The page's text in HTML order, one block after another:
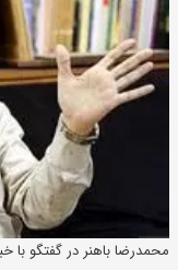
محمدرضا باهنر در گفتگو با